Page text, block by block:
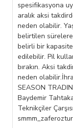
spesifikasyona
aralık aksi
neden olabilir.
belirtilen
belirli bir
edilebilir. Pil
bırakın. Aksi
neden
SEASON
Baydemir
Teknikçiler